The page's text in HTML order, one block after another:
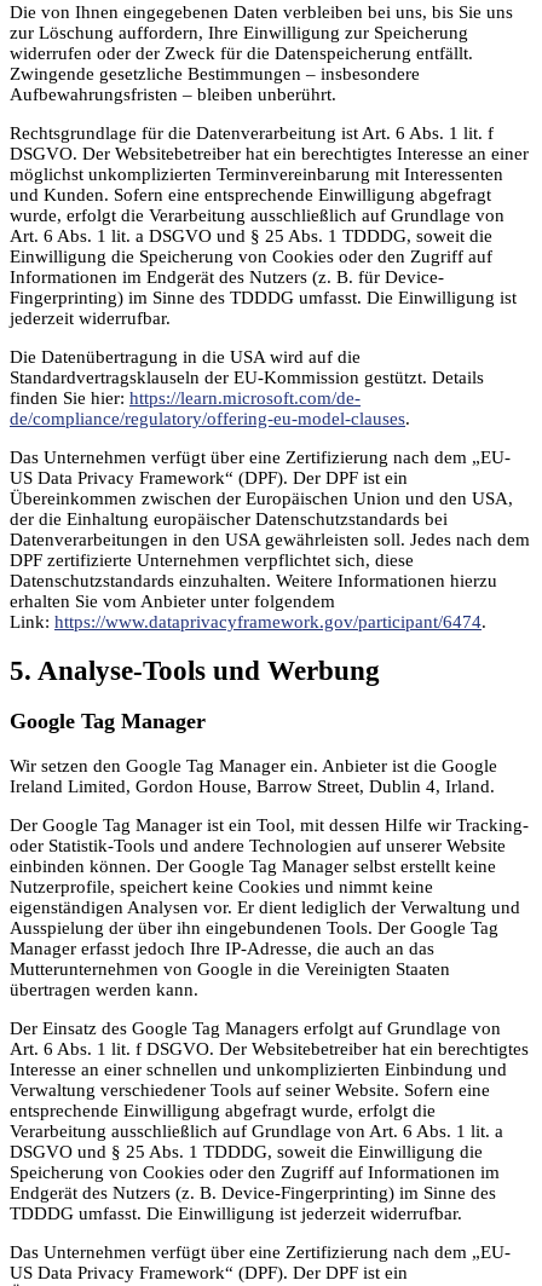
Die von Ihnen eingegebenen Daten verbleiben bei uns, bis Sie uns
zur Löschung auffordern, Ihre Einwilligung zur Speicherung
widerrufen oder der Zweck für die Datenspeicherung entfällt.
Zwingende gesetzliche Bestimmungen – insbesondere
Aufbewahrungsfristen – bleiben unberührt.
Rechtsgrundlage für die Datenverarbeitung ist Art. 6 Abs. 1 lit. f
DSGVO. Der Websitebetreiber hat ein berechtigtes Interesse an einer
möglichst unkomplizierten Terminvereinbarung mit Interessenten
und Kunden. Sofern eine entsprechende Einwilligung abgefragt
wurde, erfolgt die Verarbeitung ausschließlich auf Grundlage von
Art. 6 Abs. 1 lit. a DSGVO und § 25 Abs. 1 TDDDG, soweit die
Einwilligung die Speicherung von Cookies oder den Zugriff auf
Informationen im Endgerät des Nutzers (z. B. für Device-
Fingerprinting) im Sinne des TDDDG umfasst. Die Einwilligung ist
jederzeit widerrufbar.
Die Datenübertragung in die USA wird auf die
Standardvertragsklauseln der EU-Kommission gestützt. Details
finden Sie hier: https://learn.microsoft.com/de-
de/compliance/regulatory/offering-eu-model-clauses.
Das Unternehmen verfügt über eine Zertifizierung nach dem „EU-
US Data Privacy Framework“ (DPF). Der DPF ist ein
Übereinkommen zwischen der Europäischen Union und den USA,
der die Einhaltung europäischer Datenschutzstandards bei
Datenverarbeitungen in den USA gewährleisten soll. Jedes nach dem
DPF zertifizierte Unternehmen verpflichtet sich, diese
Datenschutzstandards einzuhalten. Weitere Informationen hierzu
erhalten Sie vom Anbieter unter folgendem
Link: https://www.dataprivacyframework.gov/participant/6474.
5. Analyse-Tools und Werbung
Google Tag Manager
Wir setzen den Google Tag Manager ein. Anbieter ist die Google
Ireland Limited, Gordon House, Barrow Street, Dublin 4, Irland.
Der Google Tag Manager ist ein Tool, mit dessen Hilfe wir Tracking-
oder Statistik-Tools und andere Technologien auf unserer Website
einbinden können. Der Google Tag Manager selbst erstellt keine
Nutzerprofile, speichert keine Cookies und nimmt keine
eigenständigen Analysen vor. Er dient lediglich der Verwaltung und
Ausspielung der über ihn eingebundenen Tools. Der Google Tag
Manager erfasst jedoch Ihre IP-Adresse, die auch an das
Mutterunternehmen von Google in die Vereinigten Staaten
übertragen werden kann.
Der Einsatz des Google Tag Managers erfolgt auf Grundlage von
Art. 6 Abs. 1 lit. f DSGVO. Der Websitebetreiber hat ein berechtigtes
Interesse an einer schnellen und unkomplizierten Einbindung und
Verwaltung verschiedener Tools auf seiner Website. Sofern eine
entsprechende Einwilligung abgefragt wurde, erfolgt die
Verarbeitung ausschließlich auf Grundlage von Art. 6 Abs. 1 lit. a
DSGVO und § 25 Abs. 1 TDDDG, soweit die Einwilligung die
Speicherung von Cookies oder den Zugriff auf Informationen im
Endgerät des Nutzers (z. B. Device-Fingerprinting) im Sinne des
TDDDG umfasst. Die Einwilligung ist jederzeit widerrufbar.
Das Unternehmen verfügt über eine Zertifizierung nach dem „EU-
US Data Privacy Framework“ (DPF). Der DPF ist ein